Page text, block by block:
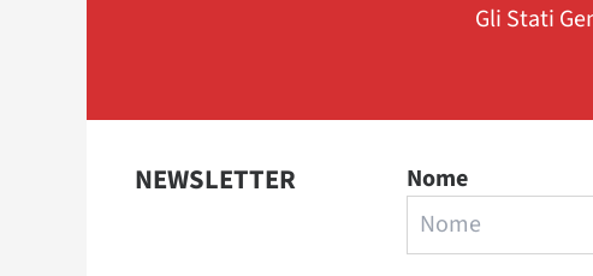
Gli Stati
NEWSLETTER Nome